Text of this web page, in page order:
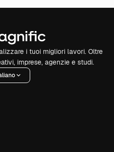
i tuoi migliori lavori. Oltre
imprese, agenzie e studi.